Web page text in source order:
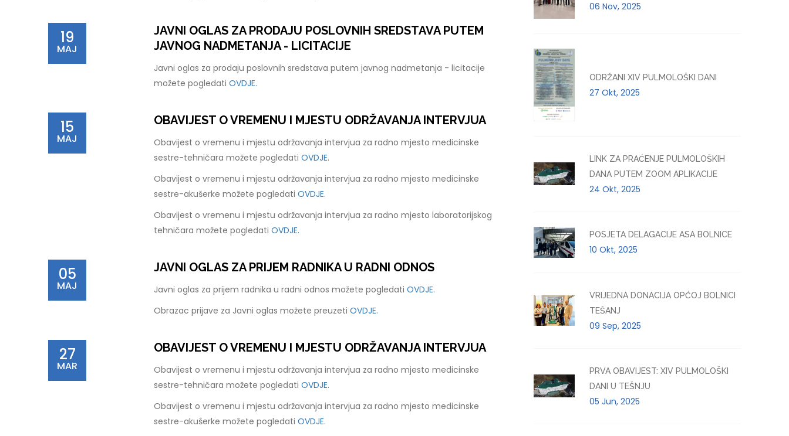
19
MAJ
JAVNI OGLAS ZA PRODAJU POSLOVNIH SREDSTAVA PUTEM
JAVNOG NADMETANJA - LICITACIJE
Javni oglas za prodaju poslovnih sredstava putem javnog nadmetanja - licitacije
možete pogledati OVDJE.
15
MAJ
OBAVIJEST O VREMENU I MJESTU ODRŽAVANJA INTERVJUA
Obavijest o vremenu i mjestu održavanja intervjua za radno mjesto medicinske
sestre-tehničara možete pogledati OVDJE.
Obavijest o vremenu i mjestu održavanja intervjua za radno mjesto medicinske
sestre-akušerke možete pogledati OVDJE.
Obavijest o vremenu i mjestu održavanja intervjua za radno mjesto laboratorijskog
tehničara možete pogledati OVDJE.
05
MAJ
JAVNI OGLAS ZA PRIJEM RADNIKA U RADNI ODNOS
Javni oglas za prijem radnika u radni odnos možete pogledati OVDJE.
Obrazac prijave za Javni oglas možete preuzeti OVDJE.
27
MAR
OBAVIJEST O VREMENU I MJESTU ODRŽAVANJA INTERVJUA
Obavijest o vremenu i mjestu održavanja intervjua za radno mjesto medicinske
sestre-tehničara možete pogledati OVDJE.
Obavijest o vremenu i mjestu održavanja intervjua za radno mjesto medicinske
sestre-akušerke možete pogledati OVDJE.
06 Nov, 2025
ODRŽANI XIV PULMOLOŠKI DANI
27 Okt, 2025
LINK ZA PRAĆENJE PULMOLOŠKIH
DANA PUTEM ZOOM APLIKACIJE
24 Okt, 2025
POSJETA DELAGACIJE ASA BOLNICE
10 Okt, 2025
VRIJEDNA DONACIJA OPĆOJ BOLNICI
TEŠANJ
09 Sep, 2025
PRVA OBAVIJEST: XIV PULMOLOŠKI
DANI U TEŠNJU
05 Jun, 2025